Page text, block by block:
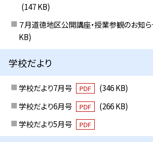
(147 KB)
７月道徳地区公開講座・授業参観のお知
KB)
学校だより
学校だより7月号 PDF
(346 KB)
学校だより6月号
PDF
(266 KB)
学校だより5月号
PDF